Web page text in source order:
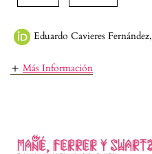
Eduardo Cavieres Fernández,
Más Información